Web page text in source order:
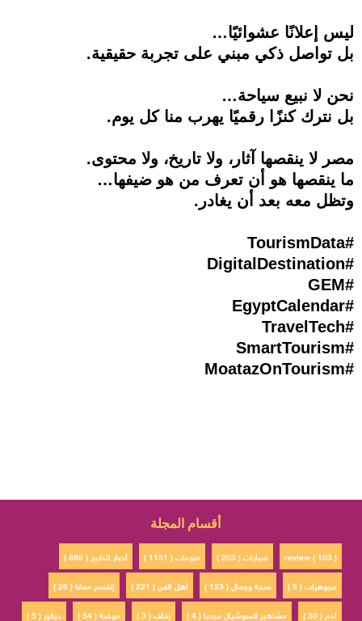
ليس إعلانًا عشوائيًا…
بل تواصل ذكي مبني على تجربة حقيقية.
نحن لا نبيع سياحة…
بل نترك كنزًا رقميًا يهرب منا كل يوم.
مصر لا ينقصها آثار، ولا تاريخ، ولا محتوى.
ما ينقصها هو أن تعرف من هو ضيفها…
وتظل معه بعد أن يغادر.
#TourismData
#DigitalDestination
#GEM
#EgyptCalendar
#TravelTech
#SmartTourism
#MoatazOnTourism
أقسام المجلة
أخبار الخليج ( 868 ) منوعات ( 1151 ) سيارات ( 203 )
review ( 103 )
إتفسح معانا ( 26 )
أهل الفن ( 221 ) صحة وجمال ( 123 )
مجوهرات ( 5 )
ديكور ( 5 )
موضة ( 54 ) زفاف ( 3 ) مشاهير السوشيال ميديا ( 4 ) ادم ( 30 )